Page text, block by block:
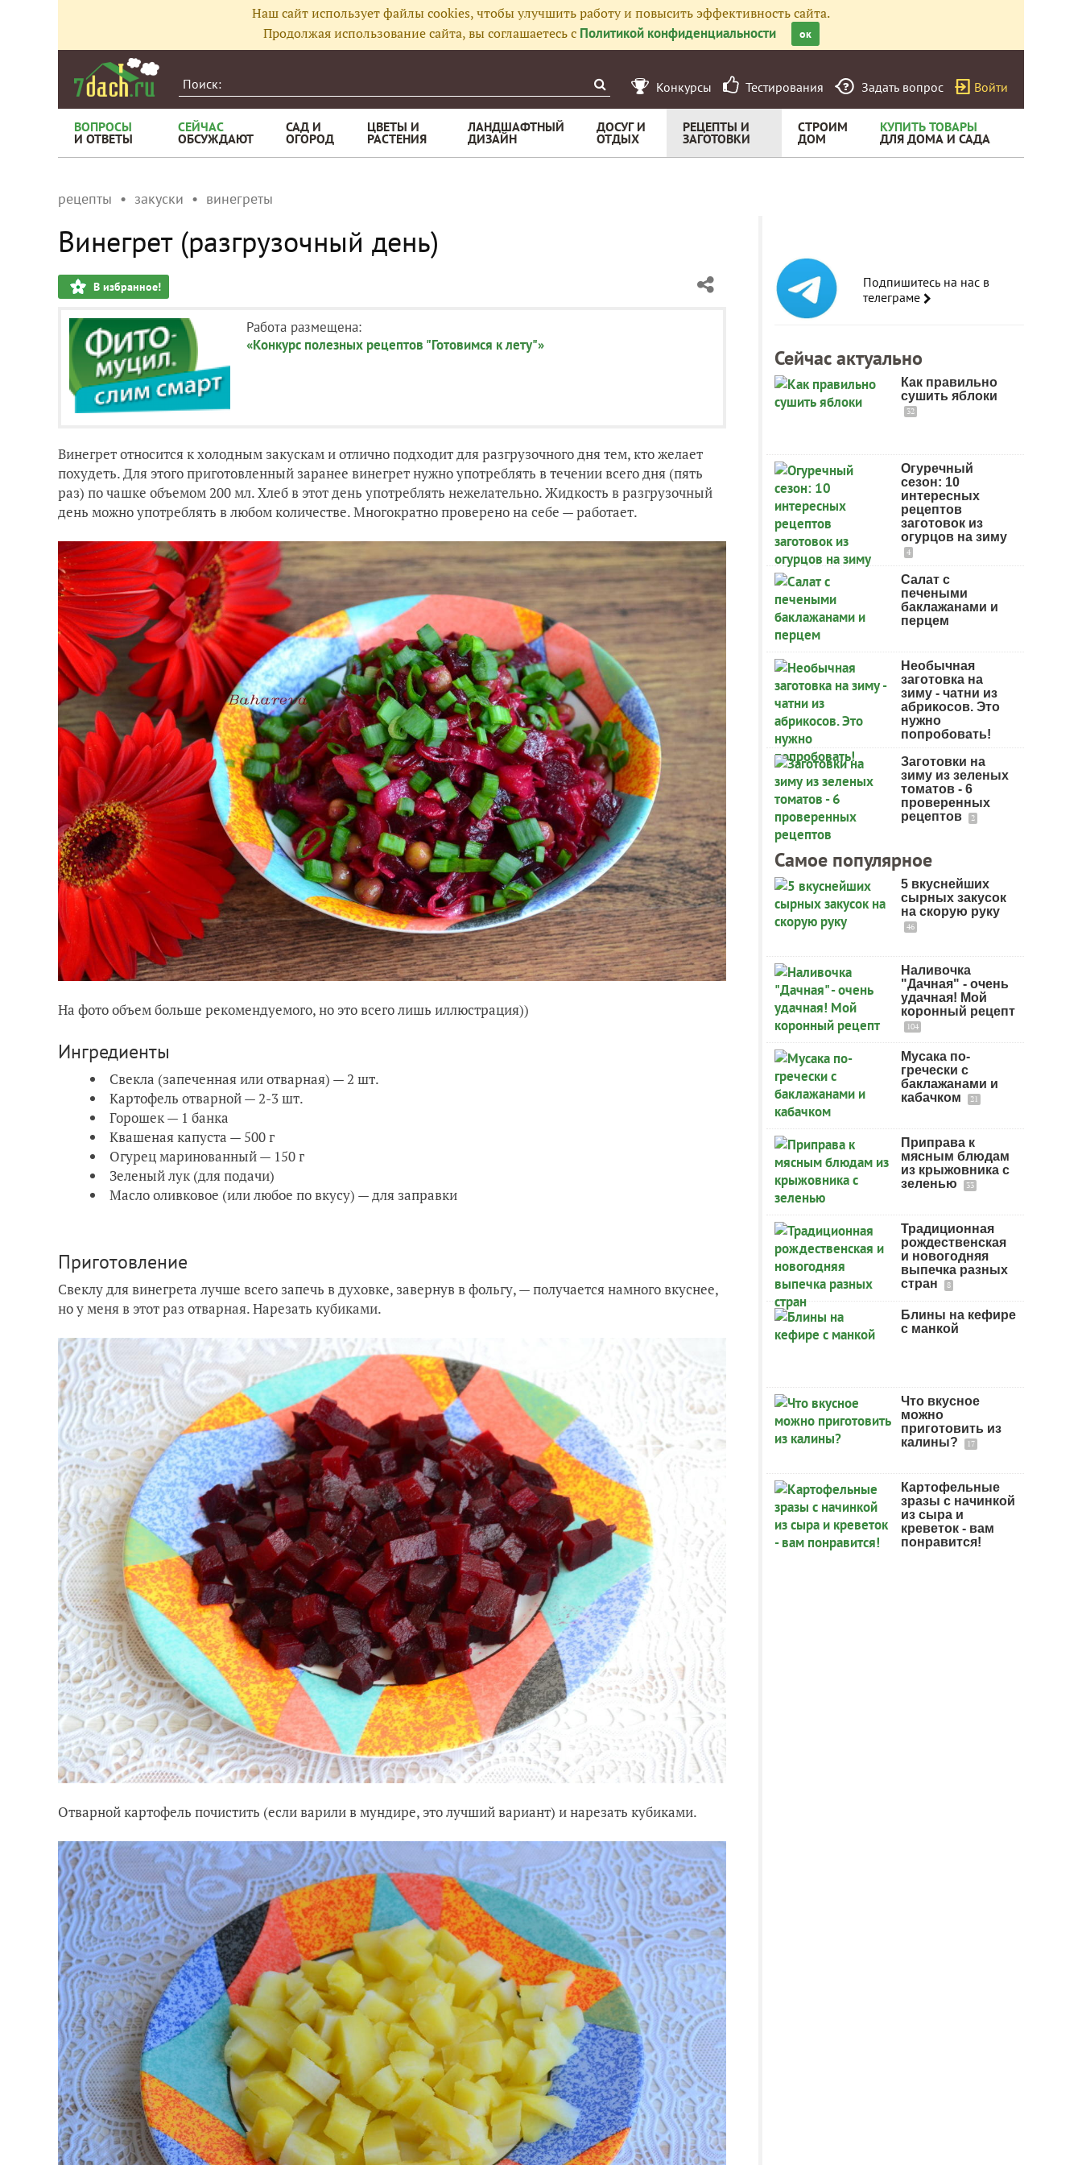
Наш сайт использует файлы cookies, чтобы улучшить работу и повысить эффективность сайта.
Продолжая использование сайта, вы соглашаетесь с Политикой конфиденциальности ок
Конкурсы Тестирования Задать вопрос Войти
ВОПРОСЫ
И ОТВЕТЫ
СЕЙЧАС
ОБСУЖДАЮТ
САД И
ОГОРОД
ЦВЕТЫ И
РАСТЕНИЯ
ЛАНДШАФТНЫЙ
ДИЗАЙН
ДОСУГ И
ОТДЫХ
РЕЦЕПТЫ И
ЗАГОТОВКИ
СТРОИМ
ДОМ
КУПИТЬ ТОВАРЫ
ДЛЯ ДОМА И САДА
рецепты закуски винегреты
Винегрет (разгрузочный день)
В избранное!
Работа размещена:
«Конкурс полезных рецептов "Готовимся к лету"»
Винегрет относится к холодным закускам и отлично подходит для разгрузочного дня тем, кто желает
похудеть. Для этого приготовленный заранее винегрет нужно употреблять в течении всего дня (пять
раз) по чашке объемом 200 мл. Хлеб в этот день употреблять нежелательно. Жидкость в разгрузочный
день можно употреблять в любом количестве. Многократно проверено на себе — работает.
На фото объем больше рекомендуемого, но это всего лишь иллюстрация))
Ингредиенты
Свекла (запеченная или отварная) — 2 шт.
Картофель отварной — 2-3 шт.
Горошек — 1 банка
Квашеная капуста — 500 г
Огурец маринованный — 150 г
Зеленый лук (для подачи)
Масло оливковое (или любое по вкусу) — для заправки
Приготовление
Свеклу для винегрета лучше всего запечь в духовке, завернув в фольгу, — получается намного вкуснее,
но у меня в этот раз отварная. Нарезать кубиками.
Отварной картофель почистить (если варили в мундире, это лучший вариант) и нарезать кубиками.
Подпишитесь на нас в
телеграме
Сейчас актуально
Как правильно
сушить яблоки
32
Огуречный
сезон: 10
интересных
рецептов
заготовок из
огурцов на зиму
4
Салат с
печеными
баклажанами и
перцем
Необычная
заготовка на
зиму - чатни из
абрикосов. Это
нужно
попробовать!
Заготовки на
зиму из зеленых
томатов - 6
проверенных
рецептов
2
Самое популярное
5 вкуснейших
сырных закусок
на скорую руку
46
Наливочка
"Дачная" - очень
удачная! Мой
коронный рецепт
104
Мусака по-
гречески с
баклажанами и
кабачком
21
Приправа к
мясным блюдам
из крыжовника с
зеленью
33
Традиционная
рождественская
и новогодняя
выпечка разных
стран
8
Блины на кефире
с манкой
Что вкусное
можно
приготовить из
калины?
17
Картофельные
зразы с начинкой
из сыра и
креветок - вам
понравится!